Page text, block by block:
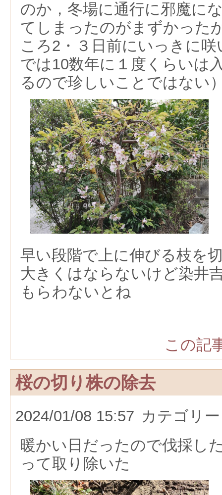
のか，冬場に通行に邪魔に
てしまったのがまずかった
ころ2・３日前にいっきに
では10数年に１度くらいは
るので珍しいことではない
早い段階で上に伸びる枝を
大きくはならないけど染井
もらわないとね
この記
桜の切り株の除去
2024/01/08 15:57 カテゴリ
暖かい日だったので伐採し
って取り除いた